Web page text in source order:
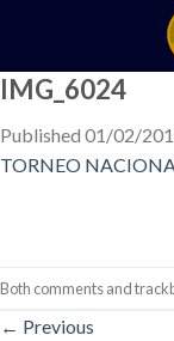
content
IMG_6024
Published 01/02/
TORNEO
Both comments and
← Previous